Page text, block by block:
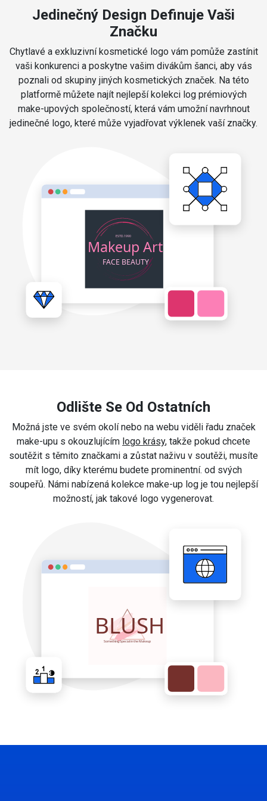
Jedinečný Design Definuje Vaši
Značku
Chytlavé a exkluzivní kosmetické logo vám pomůže zastínit
vaši konkurenci a poskytne vašim divákům šanci, aby vás
poznali od skupiny jiných kosmetických značek. Na této
platformě můžete najít nejlepší kolekci log prémiových
make-upových společností, která vám umožní navrhnout
jedinečné logo, které může vyjadřovat výklenek vaší značky.
Odlište Se Od Ostatních
Možná jste ve svém okolí nebo na webu viděli řadu značek
make-upu s okouzlujícím logo krásy, takže pokud chcete
soutěžit s těmito značkami a zůstat naživu v soutěži, musíte
mít logo, díky kterému budete prominentní. od svých
soupeřů. Námi nabízená kolekce make-up log je tou nejlepší
možností, jak takové logo vygenerovat.